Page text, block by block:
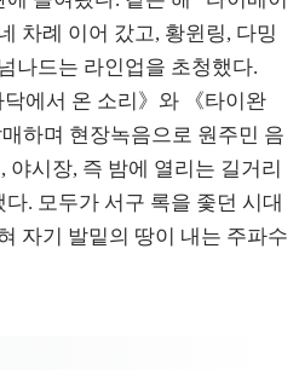
차례 이어 갔고, 황윈링, 다밍
나드는 라인업을 초청했다.
에서 온 소리》와 《타이완
하며 현장녹음으로 원주민 음
야시장, 즉 밤에 열리는 길거리
. 모두가 서구 록을 좇던 시대
자기 발밑의 땅이 내는 주파수